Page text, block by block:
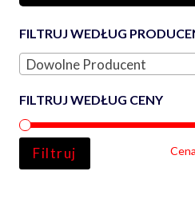
FILTRUJ WEDŁUG
Dowolne Producent
FILTRUJ WEDŁUG CENY
Filtruj